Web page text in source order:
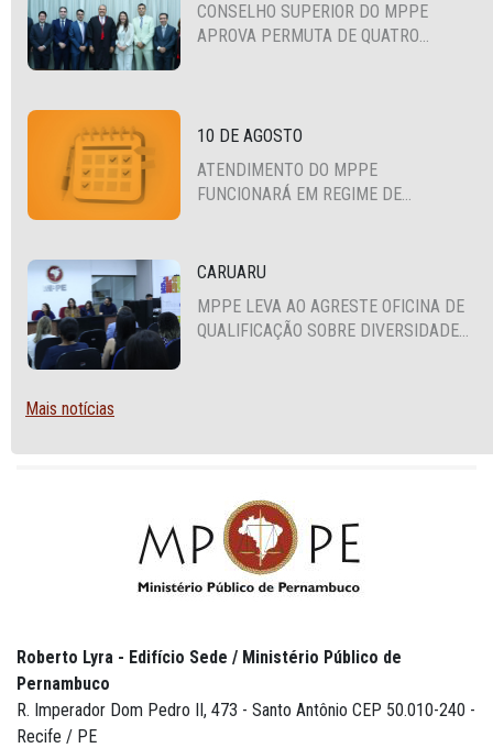
CONSELHO SUPERIOR DO MPPE
APROVA PERMUTA DE QUATRO
10 DE AGOSTO
ATENDIMENTO DO MPPE
FUNCIONARÁ EM REGIME DE
CARUARU
MPPE LEVA AO AGRESTE OFICINA DE
QUALIFICAÇÃO SOBRE DIVERSIDADE
Mais notícias
Roberto Lyra - Edifício Sede / Ministério Público de
Pernambuco
R. Imperador Dom Pedro II, 473 - Santo Antônio CEP 50.010-240 -
Recife / PE